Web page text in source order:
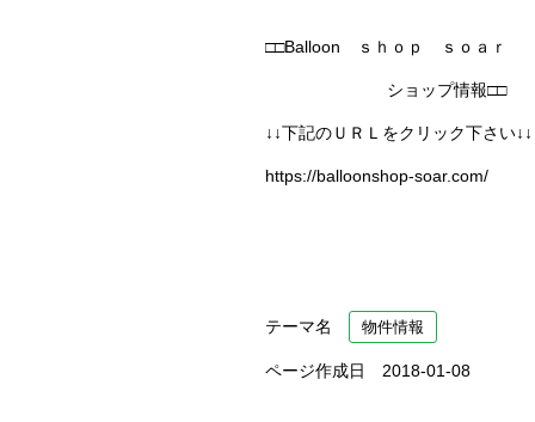
□□Balloon ｓｈｏｐ ｓｏａｒ
ショップ情報□□
↓↓下記のＵＲＬをクリック下さい↓↓
https://balloonshop-soar.com/
テーマ名 物件情報
ページ作成日 2018-01-08